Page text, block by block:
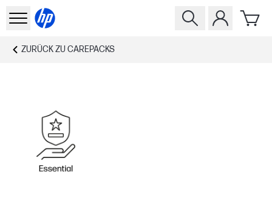
ZURÜCK ZU CAREPACKS